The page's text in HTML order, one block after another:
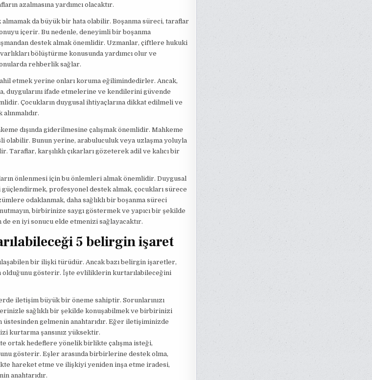
azalmasına yardımcı olacaktır.
da büyük bir hata olabilir. Boşanma süreci, taraflar
içerir. Bu nedenle, deneyimli bir boşanma
destek almak önemlidir. Uzmanlar, çiftlere hukuki
bölüştürme konusunda yardımcı olur ve
rehberlik sağlar.
etmek yerine onları koruma eğilimindedirler. Ancak,
duygularını ifade etmelerine ve kendilerini güvende
Çocukların duygusal ihtiyaçlarına dikkat edilmeli ve
dışında giderilmesine çalışmak önemlidir. Mahkeme
olabilir. Bunun yerine, arabuluculuk veya uzlaşma yoluyla
Taraflar, karşılıklı çıkarları gözeterek adil ve kalıcı bir
önlenmesi için bu önlemleri almak önemlidir. Duygusal
profesyonel destek almak, çocukları sürece
odaklanmak, daha sağlıklı bir boşanma süreci
birbirinize saygı göstermek ve yapıcı bir şekilde
en iyi sonucu elde etmenizi sağlayacaktır.
5 belirgin işaret
bir ilişki türüdür. Ancak bazı belirgin işaretler,
olduğunu gösterir. İşte evliliklerin kurtarılabileceğini
iletişim büyük bir öneme sahiptir. Sorunlarınızı
sağlıklı bir şekilde konuşabilmek ve birbirinizi
üstesinden gelmenin anahtarıdır. Eğer iletişiminizde
kurtarma şansınız yüksektir.
ortak hedeflere yönelik birlikte çalışma isteği,
gösterir. Eşler arasında birbirlerine destek olma,
hareket etme ve ilişkiyi yeniden inşa etme iradesi,
anahtarıdır.